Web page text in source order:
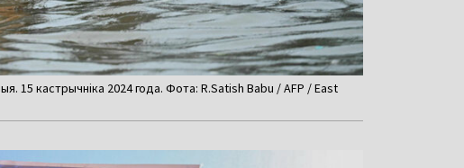
15 кастрычніка 2024 года. Фота: R.Satish Babu / AFP / East